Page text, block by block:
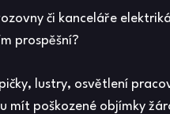
či kanceláře
prospěšní?
lustry, osvětlení
mít poškozené objímky